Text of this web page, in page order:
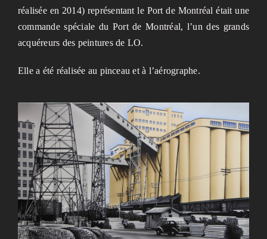
réalisée en 2014) représentant le Port de Montréal était une
commande spéciale du Port de Montréal, l’un des grands
acquéreurs des peintures de LO.
Elle a été réalisée au pinceau et à l’aérographe.